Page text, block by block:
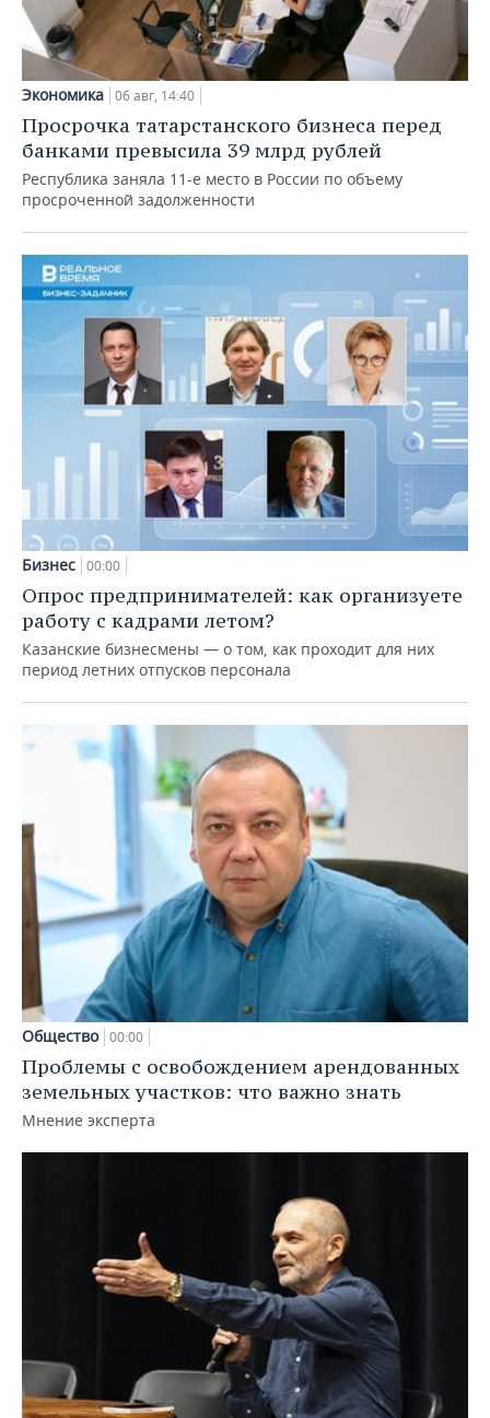
Экономика 06 авг, 14:40
Просрочка татарстанского бизнеса перед
банками превысила 39 млрд рублей
Республика заняла 11-е место в России по объему
просроченной задолженности
Бизнес 00:00
Опрос предпринимателей: как организуете
работу с кадрами летом?
Казанские бизнесмены — о том, как проходит для них
период летних отпусков персонала
Общество 00:00
Проблемы с освобождением арендованных
земельных участков: что важно знать
Мнение эксперта